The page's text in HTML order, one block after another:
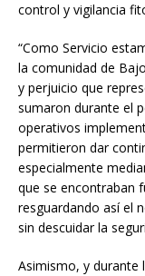
control y vigilancia
“Como Servicio
la comunidad de
y perjuicio que
sumaron durante el
operativos
permitieron dar
especialmente
que se encontraban
resguardando así el
sin descuidar la
Asimismo, y durante